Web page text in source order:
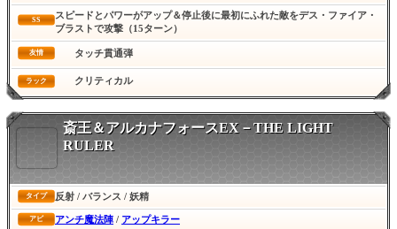
SS
スピードとパワーがアップ＆停止後に最初にふれた敵をデス・ファイア・
ブラストで攻撃（15ターン）
友情 タッチ貫通弾
ラック クリティカル
斎王＆アルカナフォースEX－THE LIGHT
RULER
タイプ 反射 / バランス / 妖精
アビ アンチ魔法陣 / アップキラー